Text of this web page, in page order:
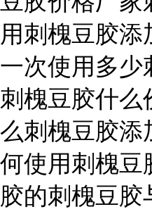
用刺槐豆胶
一次使用多少
刺槐豆胶什么
么刺槐豆胶添
何使用刺槐豆
胶的刺槐豆胶